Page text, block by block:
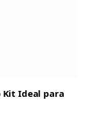
Kit Ideal para